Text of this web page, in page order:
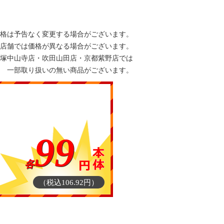
は予告なく変更する場合がございます。
舗では価格が異なる場合がございます。
中山寺店・吹田山田店・京都紫野店では
一部取り扱いの無い商品がございます。
各99
（税込106.92円）